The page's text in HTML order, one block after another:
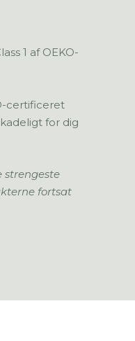
1 af OEKO-
certificeret
for dig
strengeste
fortsat